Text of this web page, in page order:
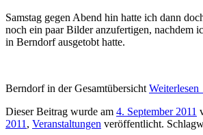
Samstag gegen Abend hin hatte ich dann
noch ein paar Bilder anzufertigen, nachdem
in Berndorf ausgetobt hatte.
Berndorf in der Gesamtübersicht Weiterlesen
Dieser Beitrag wurde am 4. September 2011
2011 , Veranstaltungen veröffentlicht.